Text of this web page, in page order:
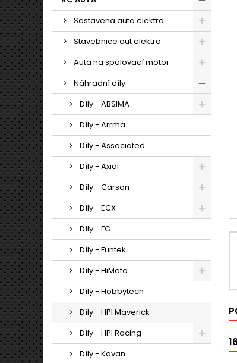
Sestavená auta elektro
Stavebnice aut elektro
Auta na spalovací motor
Náhradní díly
Díly - ABSIMA
Díly - Arrma
Díly - Associated
Díly - Axial
Díly - Carson
Díly - ECX
Díly - FG
Díly - Funtek
Díly - HiMoto
Díly - Hobbytech
Díly - HPI Maverick
Díly - HPI Racing
Díly - Kavan